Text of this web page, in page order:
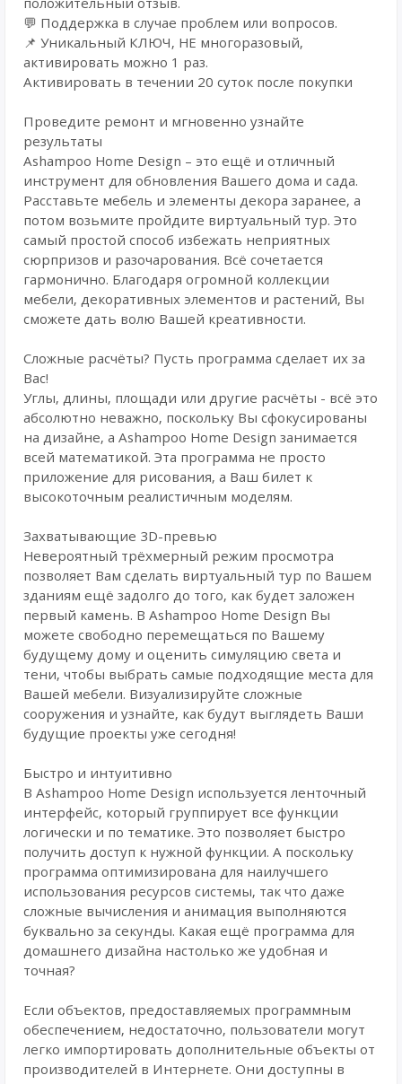
💬 Поддержка в случае проблем или вопросов.
📌 Уникальный КЛЮЧ, НЕ многоразовый,
активировать можно 1 раз.
Активировать в течении 20 суток после покупки
Проведите ремонт и мгновенно узнайте
результаты
Ashampoo Home Design – это ещё и отличный
инструмент для обновления Вашего дома и сада.
Расставьте мебель и элементы декора заранее, а
потом возьмите пройдите виртуальный тур. Это
самый простой способ избежать неприятных
сюрпризов и разочарования. Всё сочетается
гармонично. Благодаря огромной коллекции
мебели, декоративных элементов и растений, Вы
сможете дать волю Вашей креативности.
Сложные расчёты? Пусть программа сделает их за
Вас!
Углы, длины, площади или другие расчёты - всё это
абсолютно неважно, поскольку Вы сфокусированы
на дизайне, а Ashampoo Home Design занимается
всей математикой. Эта программа не просто
приложение для рисования, а Ваш билет к
высокоточным реалистичным моделям.
Захватывающие 3D-превью
Невероятный трёхмерный режим просмотра
позволяет Вам сделать виртуальный тур по Вашем
зданиям ещё задолго до того, как будет заложен
первый камень. В Ashampoo Home Design Вы
можете свободно перемещаться по Вашему
будущему дому и оценить симуляцию света и
тени, чтобы выбрать самые подходящие места для
Вашей мебели. Визуализируйте сложные
сооружения и узнайте, как будут выглядеть Ваши
будущие проекты уже сегодня!
Быстро и интуитивно
В Ashampoo Home Design используется ленточный
интерфейс, который группирует все функции
логически и по тематике. Это позволяет быстро
получить доступ к нужной функции. А поскольку
программа оптимизирована для наилучшего
использования ресурсов системы, так что даже
сложные вычисления и анимация выполняются
буквально за секунды. Какая ещё программа для
домашнего дизайна настолько же удобная и
точная?
Если объектов, предоставляемых программным
обеспечением, недостаточно, пользователи могут
легко импортировать дополнительные объекты от
производителей в Интернете. Они доступны в